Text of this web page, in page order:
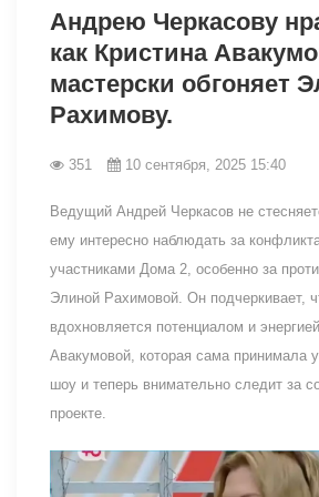
Андрею Черкасову
как Кристина
мастерски обгоняет
Рахимову.
351 10 сентября, 2025 15:40
Ведущий Андрей Черкасов не
ему интересно наблюдать за
участниками Дома 2, особенно за
Элиной Рахимовой. Он подчеркивает,
вдохновляется потенциалом и
Авакумовой, которая сама принимала
шоу и теперь внимательно следит за
проекте.